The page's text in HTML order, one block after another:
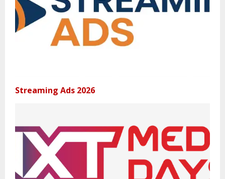
Streaming Ads 2026